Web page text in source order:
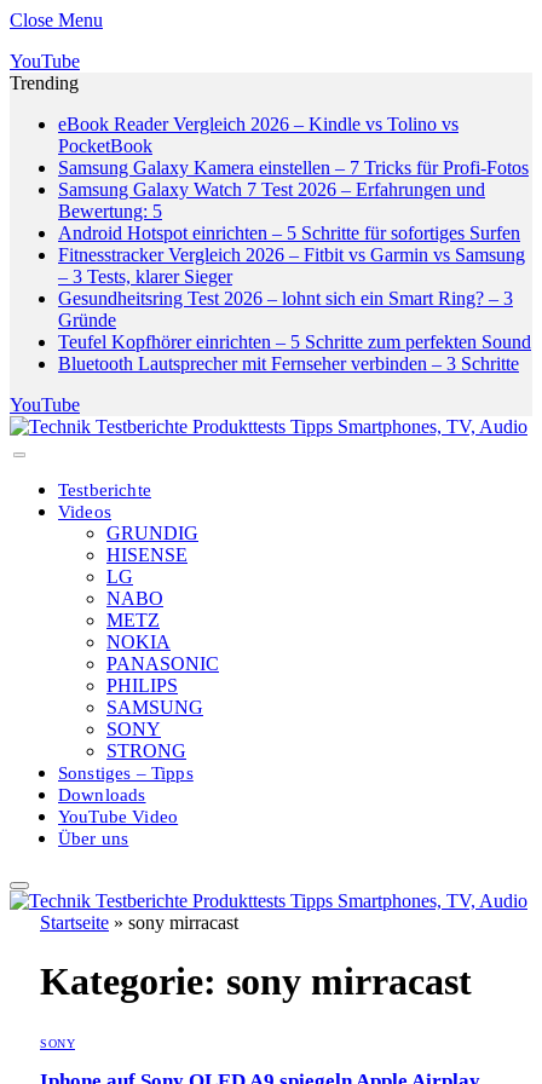
Close Menu
YouTube
Trending
eBook Reader Vergleich 2026 – Kindle vs Tolino vs
PocketBook
Samsung Galaxy Kamera einstellen – 7 Tricks für Profi-Fotos
Samsung Galaxy Watch 7 Test 2026 – Erfahrungen und
Bewertung: 5
Android Hotspot einrichten – 5 Schritte für sofortiges Surfen
Fitnesstracker Vergleich 2026 – Fitbit vs Garmin vs Samsung
– 3 Tests, klarer Sieger
Gesundheitsring Test 2026 – lohnt sich ein Smart Ring? – 3
Gründe
Teufel Kopfhörer einrichten – 5 Schritte zum perfekten Sound
Bluetooth Lautsprecher mit Fernseher verbinden – 3 Schritte
YouTube
Testberichte
Videos
GRUNDIG
HISENSE
LG
NABO
METZ
NOKIA
PANASONIC
PHILIPS
SAMSUNG
SONY
STRONG
Sonstiges – Tipps
Downloads
YouTube Video
Über uns
Startseite » sony mirracast
Kategorie: sony mirracast
SONY